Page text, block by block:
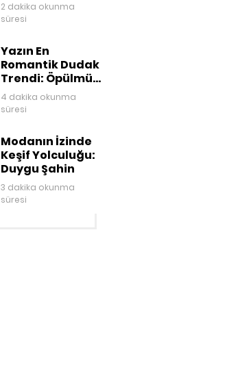
2 dakika okunma
süresi
Yazın En
Romantik Dudak
Trendi: Öpülmüş
Dudaklar
4 dakika okunma
süresi
Modanın İzinde
Keşif Yolculuğu:
Duygu Şahin
3 dakika okunma
süresi